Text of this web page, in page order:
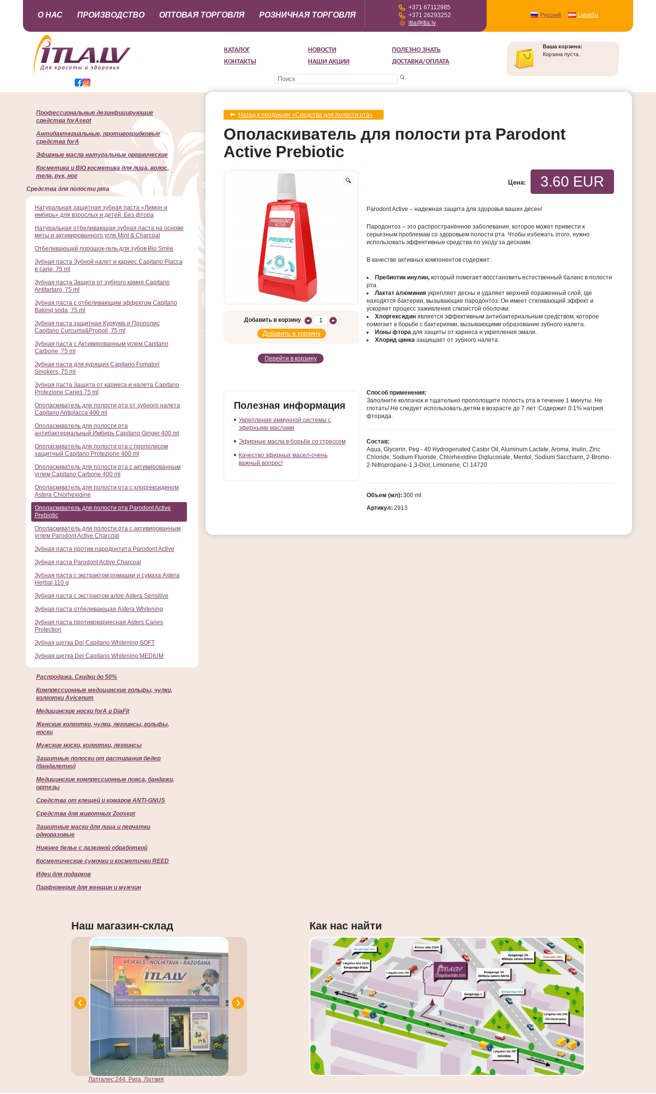
КАТАЛОГ НОВОСТИ
ПОЛЕЗНО ЗНАТЬ
КОНТАКТЫ
НАШИ АКЦИИ ДОСТАВКА/ОПЛАТА
Ваша корзина:
Корзина пуста.
О НАС ПРОИЗВОДСТВО ОПТОВАЯ ТОРГОВЛЯ РОЗНИЧНАЯ ТОРГОВЛЯ
+371 67112985
+371 26293252
itla@itla.lv
Русский Latviešu
Назад к продукции «Cредства для полости рта»
Ополаскиватель для полости рта Parodont
Active Prebiotic
Добавить в корзину
Перейти в корзину
Полезная информация
Укрепление иммунной системы с
эфирными маслами
Эфирные масла в борьбе со стрессом
Качество эфирных масел-очень
важный вопрос!
3.60 EUR
Цена:
Parodont Active – надежная защита для здоровья ваших десен!
Пародонтоз – это распространенное заболевание, которое может привести к
серьезным проблемам со здоровьем полости рта. Чтобы избежать этого, нужно
использовать эффективные средства по уходу за деснами.
В качестве активных компонентов содержит:
Пребиотик инулин, который помогает восстановить естественный баланс в полости
рта.
Лактат алюминия укрепляет десны и удаляет верхний пораженный слой, где
находятся бактерии, вызывающие пародонтоз. Он имеет стягивающий эффект и
ускоряет процесс заживления слизистой оболочки.
Хлоргексидин является эффективным антибактериальным средством, которое
помогает в борьбе с бактериями, вызывающими образование зубного налета.
Ионы фтора для защиты от кариеса и укрепления эмали.
Хлорид цинка защищает от зубного налета.
Способ применения:
Заполните колпачок и тщательно прополощите полость рта в течение 1 минуты. Не
глотать! Не следует использовать детям в возрасте до 7 лет. Содержит 0.1% натрия
фторида.
Состав:
Aqua, Glycerin, Peg - 40 Hydrogenated Castor Oil, Aluminum Lactate, Aroma, Inulin, Zinc
Chloride, Sodium Fluoride, Chlorhexidine Digluconate, Mentol, Sodium Saccharin, 2-Bromo-
2-Nitropropane-1,3-Diol, Limonene, Cl 14720
Объем (мл): 300 ml
Артикул: 2913
Профессиональные дезинфицирующие
средства forAsept
Антибактериальные, противогрибковые
средства forA
Эфирные масла натуральные органические
Косметика и BIO косметика для лица, волос,
тела, рук, ног
Cредства для полости рта
Натуральная защитная зубная паста «Лимон и
имбирь» для взрослых и детей. Без фтора
Натуральная отбеливающая зубная паста на основе
мяты и активированного угля Mint & Charcoal
Отбеливающий порошок-гель для зубов Bio Smile
Зубная паста Зубной налет и кариес Capitano Placca
e carie, 75 ml
Зубная паста Защита от зубного камня Capitano
Antitartaro, 75 ml
Зубная паста с отбеливающим эффектом Capitano
Baking soda, 75 ml
Зубная паста защитная Куркума и Прополис
Capitano Curcuma&Propoli, 75 ml
Зубная паста с Активированным углем Capitano
Carbone, 75 ml
Зубная паста для курящих Capitano Fumatori
Smokers, 75 ml
Зубная паста Защита от кариеса и налета Capitano
Protezione Caries 75 ml
Ополаскиватель для полости рта от зубного налета
Capitano Antiplacca 400 ml
Ополаскиватель для полости рта
антибактериальный Имбирь Capitano Ginger 400 ml
Ополаскиватель для полости рта с прополисом
защитный Capitano Protezione 400 ml
Ополаскиватель для полости рта с активированным
углем Capitano Carbone 400 ml
Ополаскиватель для полости рта с хлоргексидином
Astera Chlorhexidine
Ополаскиватель для полости рта Parodont Active
Prebiotic
Ополаскиватель для полости рта с активированным
углем Parodont Active Charcoal
Зубная паста против пародонтита Parodont Active
Зубная паста Parodont Active Charcoal
Зубная паста с экстрактом ромашки и сумаха Astera
Herbal 110 g
Зубная паста с экстрактом алое Astera Sensitive
Зубная паста отбеливающая Astera Whitening
Зубная паста противокариесная Asters Caries
Protection
Зубная щетка Del Capitano Whitening SOFT
Зубная щетка Del Capitano Whitening MEDIUM
Распродажа. Скидки до 50%
Компрессионные медицинские гольфы, чулки,
колготки Avicenum
Медицинские носки forA и DiaFit
Женские колготки, чулки, леггинсы, гольфы,
носки
Мужские носки, колготки, леггинсы
Защитные полоски от растирания бедер
(бандалетки)
Медицинские компрессионные пояса, бандажи,
ортезы
Средства от клещей и комаров ANTI-GNUS
Средства для животных Zoosept
Защитные маски для лица и перчатки
одноразовые
Нижнее белье с лазерной обработкой
Косметические сумочки и косметички REED
Идеи для подарков
Парфюмерия для женщин и мужчин
Наш магазин-склад
Латгалес 244, Рига, Латвия
Как нас найти